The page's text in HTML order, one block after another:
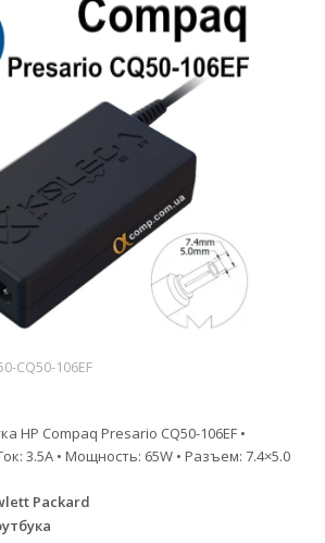
CQ50-106EF
HP Compaq Presario CQ50-106EF •
3.5A • Мощность: 65W • Разъем: 7.4×5.0
Packard